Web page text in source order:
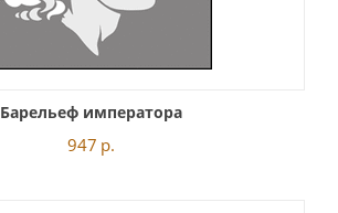
Барельеф императора
947 р.